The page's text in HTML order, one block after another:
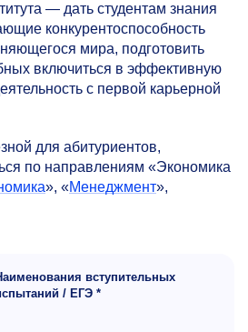
— дать студентам знания
конкурентоспособность
мира, подготовить
включиться в эффективную
с первой карьерной
для абитуриентов,
по направлениям «Экономика
», «Менеджмент»,
вступительных
/ ЕГЭ *